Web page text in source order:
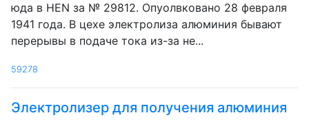
юда в HEN за № 29812. Опуолвковано 28 февраля
1941 года. В цехе электролиза алюминия бывают
перерывы в подаче тока из-за не...
59278
Электролизер для получения алюминия